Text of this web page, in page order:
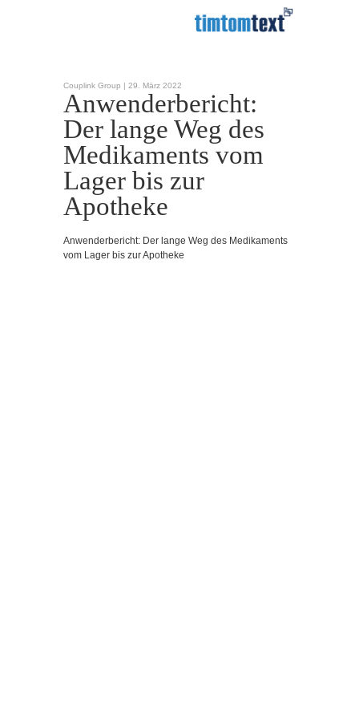
Couplink Group | 29. März 2022
Anwenderbericht:
Der lange Weg des
Medikaments vom
Lager bis zur
Apotheke
Anwenderbericht: Der lange Weg des Medikaments
vom Lager bis zur Apotheke